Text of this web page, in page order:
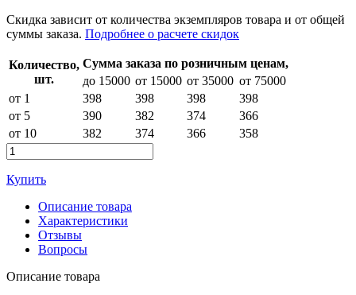
Скидка зависит от количества экземпляров товара и от общей
суммы заказа. Подробнее о расчете скидок
Количество,
шт.
Сумма заказа по розничным ценам,
до 15000 от 15000 от 35000 от 75000
от 1
398 398 398
398
от 5
390 382 374
366
от 10
382 374 366 358
Купить
Описание товара
Характеристики
Отзывы
Вопросы
Описание товара